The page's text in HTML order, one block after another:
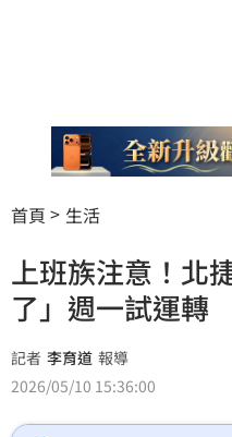
首頁 生活
上班族注意！北
了」週一試運轉
記者 李育道 報導
2026/05/10 15:36:00